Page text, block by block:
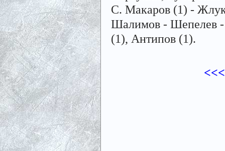
С. Макаров (1) -
Шалимов - Шепелев -
(1), Антипов (1).